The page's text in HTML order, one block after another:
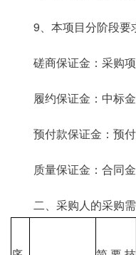
9、本项目分阶段要
磋商保证金：采
履约保证金：中
预付款保证金：
质量保证金：合同
二、采购人的采购